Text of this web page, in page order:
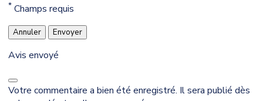
* Champs requis
Annuler Envoyer
Avis envoyé
Votre commentaire a bien été enregistré. Il sera publié dès